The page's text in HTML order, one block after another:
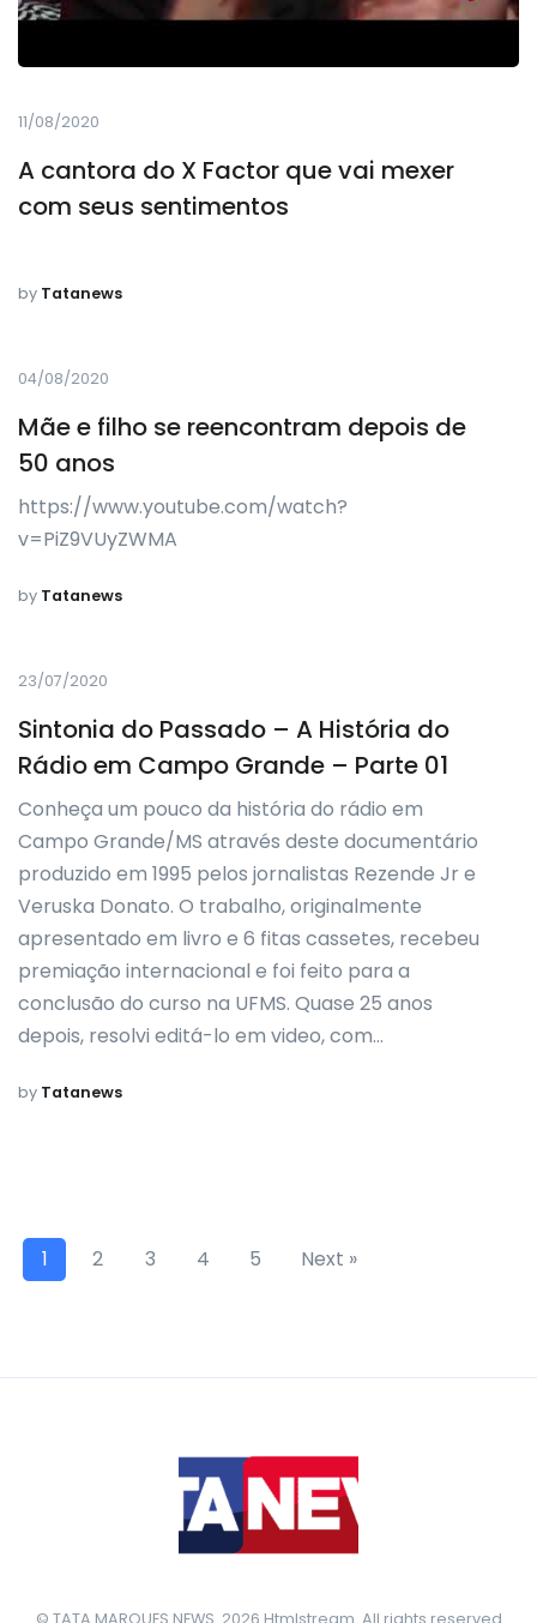
11/08/2020
A cantora do X Factor que vai mexer
com seus sentimentos
by Tatanews
04/08/2020
Mãe e filho se reencontram depois de
50 anos
https://www.youtube.com/watch?
v=PiZ9VUyZWMA
by Tatanews
23/07/2020
Sintonia do Passado – A História do
Rádio em Campo Grande – Parte 01
Conheça um pouco da história do rádio em
Campo Grande/MS através deste documentário
produzido em 1995 pelos jornalistas Rezende Jr e
Veruska Donato. O trabalho, originalmente
apresentado em livro e 6 fitas cassetes, recebeu
premiação internacional e foi feito para a
conclusão do curso na UFMS. Quase 25 anos
depois, resolvi editá-lo em video, com…
by Tatanews
1 2 3 4 5 Next »
© TATA MARQUES NEWS. 2026 Htmlstream. All rights reserved